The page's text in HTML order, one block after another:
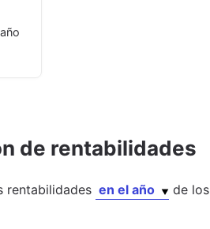
de rentabilidades
rentabilidades en el año de los